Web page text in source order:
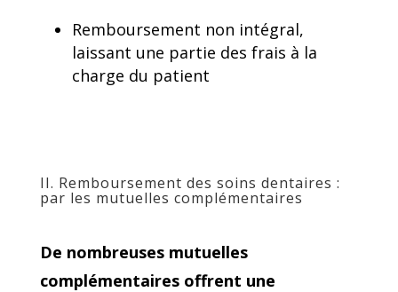
Remboursement non intégral,
laissant une partie des frais à la
charge du patient
II. Remboursement des soins dentaires :
par les mutuelles complémentaires
De nombreuses mutuelles
complémentaires offrent une